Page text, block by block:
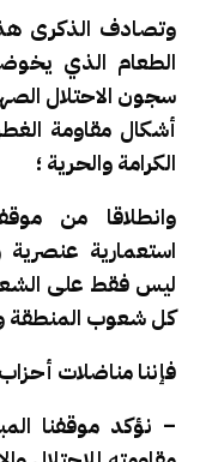
وتصادف الذكرى
أشكال مقاومة
الكرامة والحرية ؛
وانطلاقا من
استعمارية
ليس فقط على
كل شعوب المنطقة
فإننا مناضلات
– نؤكد موقفنا